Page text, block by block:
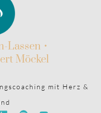
Lassen •
Möckel
mit Herz &